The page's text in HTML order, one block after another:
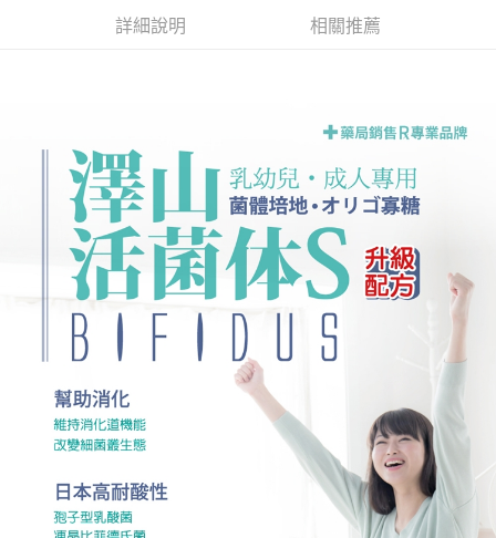
相關說明
【關於「AFTEE先享後付」】
AFTEE先享後付是「在收到商品之後才付款」的支付方式。 讓您購物簡單
便利好安心！
１．簡單：不需註冊會員、不需綁卡、不需儲值。
２．便利：只要手機號碼，簡訊認證，即可結帳。
３．安心：先確認商品／服務後，再付款。
【「AFTEE先享後付」結帳流程】
１．於結帳方式選擇「AFTEE先享後付」後，將跳轉至「AFTEE先享後付」
結帳頁面，進行簡訊認證並確認金額後，即可完成結帳。
２．訂單成立數日內，您將收到繳費通知簡訊。
３．收到繳費通知簡訊後14天內，點擊此簡訊中的連結，可透過四大超商／
ATM／網路銀行／等多元方式進行付款，方視為交易完成。
※ 請注意：結帳手續完成當下不需立刻繳費，但若您需要取消訂單，請聯絡
購買商品的店家。未經商家同意取消之訂單仍視為有效，需透過AFTEE先享
※ 交易是否成功請以「AFTEE先享後付 」之結帳頁面顯示為準，若有關於
是否繳費成功／繳費後需取消欲退款等相關疑問，請聯繫「AFTEE先享後付
客戶支援中心」https://netprotections.freshdesk.com/support/home
ATM付款
運送方式
全家取貨付款
每筆NT$70，滿NT$600(含以上)免運費
7-11取貨付款
每筆NT$70，滿NT$600(含以上)免運費
每筆NT$80，滿NT$600(含以上)免運費
郵局（離島配送）
每筆NT$125
詳細說明 相關推薦